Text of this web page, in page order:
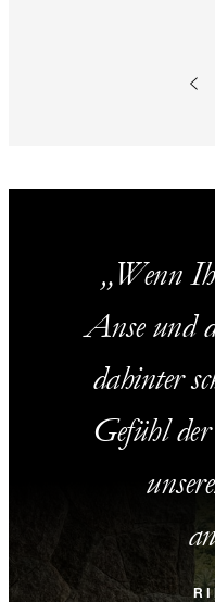
Wenn
Anse und
dahinter
Gefühl